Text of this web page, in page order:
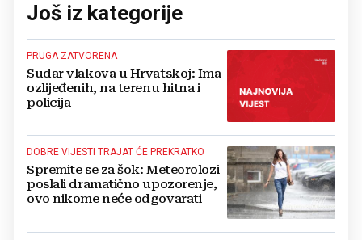
Još iz kategorije
PRUGA ZATVORENA
Sudar vlakova u Hrvatskoj: Ima
ozlijeđenih, na terenu hitna i
policija
DOBRE VIJESTI TRAJAT ĆE PREKRATKO
Spremite se za šok: Meteorolozi
poslali dramatično upozorenje,
ovo nikome neće odgovarati